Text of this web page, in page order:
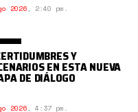
2026, 2:40 pm.
Y
EN ESTA NUEVA
DE DIÁLOGO
2026, 4:37 pm.